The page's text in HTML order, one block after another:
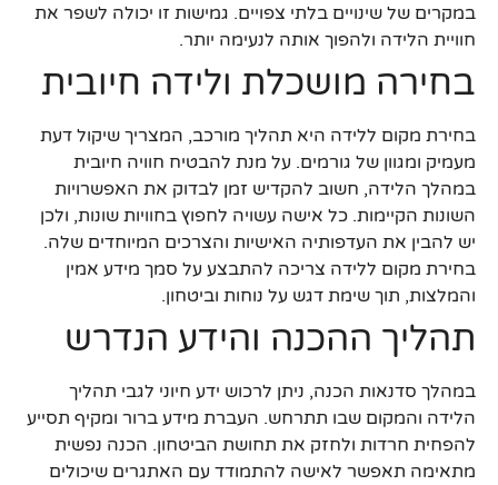
במקרים של שינויים בלתי צפויים. גמישות זו יכולה לשפר את
חוויית הלידה ולהפוך אותה לנעימה יותר.
בחירה מושכלת ולידה חיובית
בחירת מקום ללידה היא תהליך מורכב, המצריך שיקול דעת
מעמיק ומגוון של גורמים. על מנת להבטיח חוויה חיובית
במהלך הלידה, חשוב להקדיש זמן לבדוק את האפשרויות
השונות הקיימות. כל אישה עשויה לחפוץ בחוויות שונות, ולכן
יש להבין את העדפותיה האישיות והצרכים המיוחדים שלה.
בחירת מקום ללידה צריכה להתבצע על סמך מידע אמין
והמלצות, תוך שימת דגש על נוחות וביטחון.
תהליך ההכנה והידע הנדרש
במהלך סדנאות הכנה, ניתן לרכוש ידע חיוני לגבי תהליך
הלידה והמקום שבו תתרחש. העברת מידע ברור ומקיף תסייע
להפחית חרדות ולחזק את תחושת הביטחון. הכנה נפשית
מתאימה תאפשר לאישה להתמודד עם האתגרים שיכולים